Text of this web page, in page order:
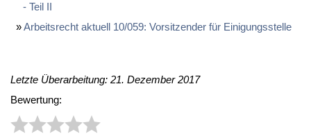
- Teil II
Ar­beits­recht ak­tu­ell 10/059: Vor­sit­zen­der für Ei­ni­gungs­stel­le
Letzte Überarbeitung: 21. Dezember 2017
Bewertung: